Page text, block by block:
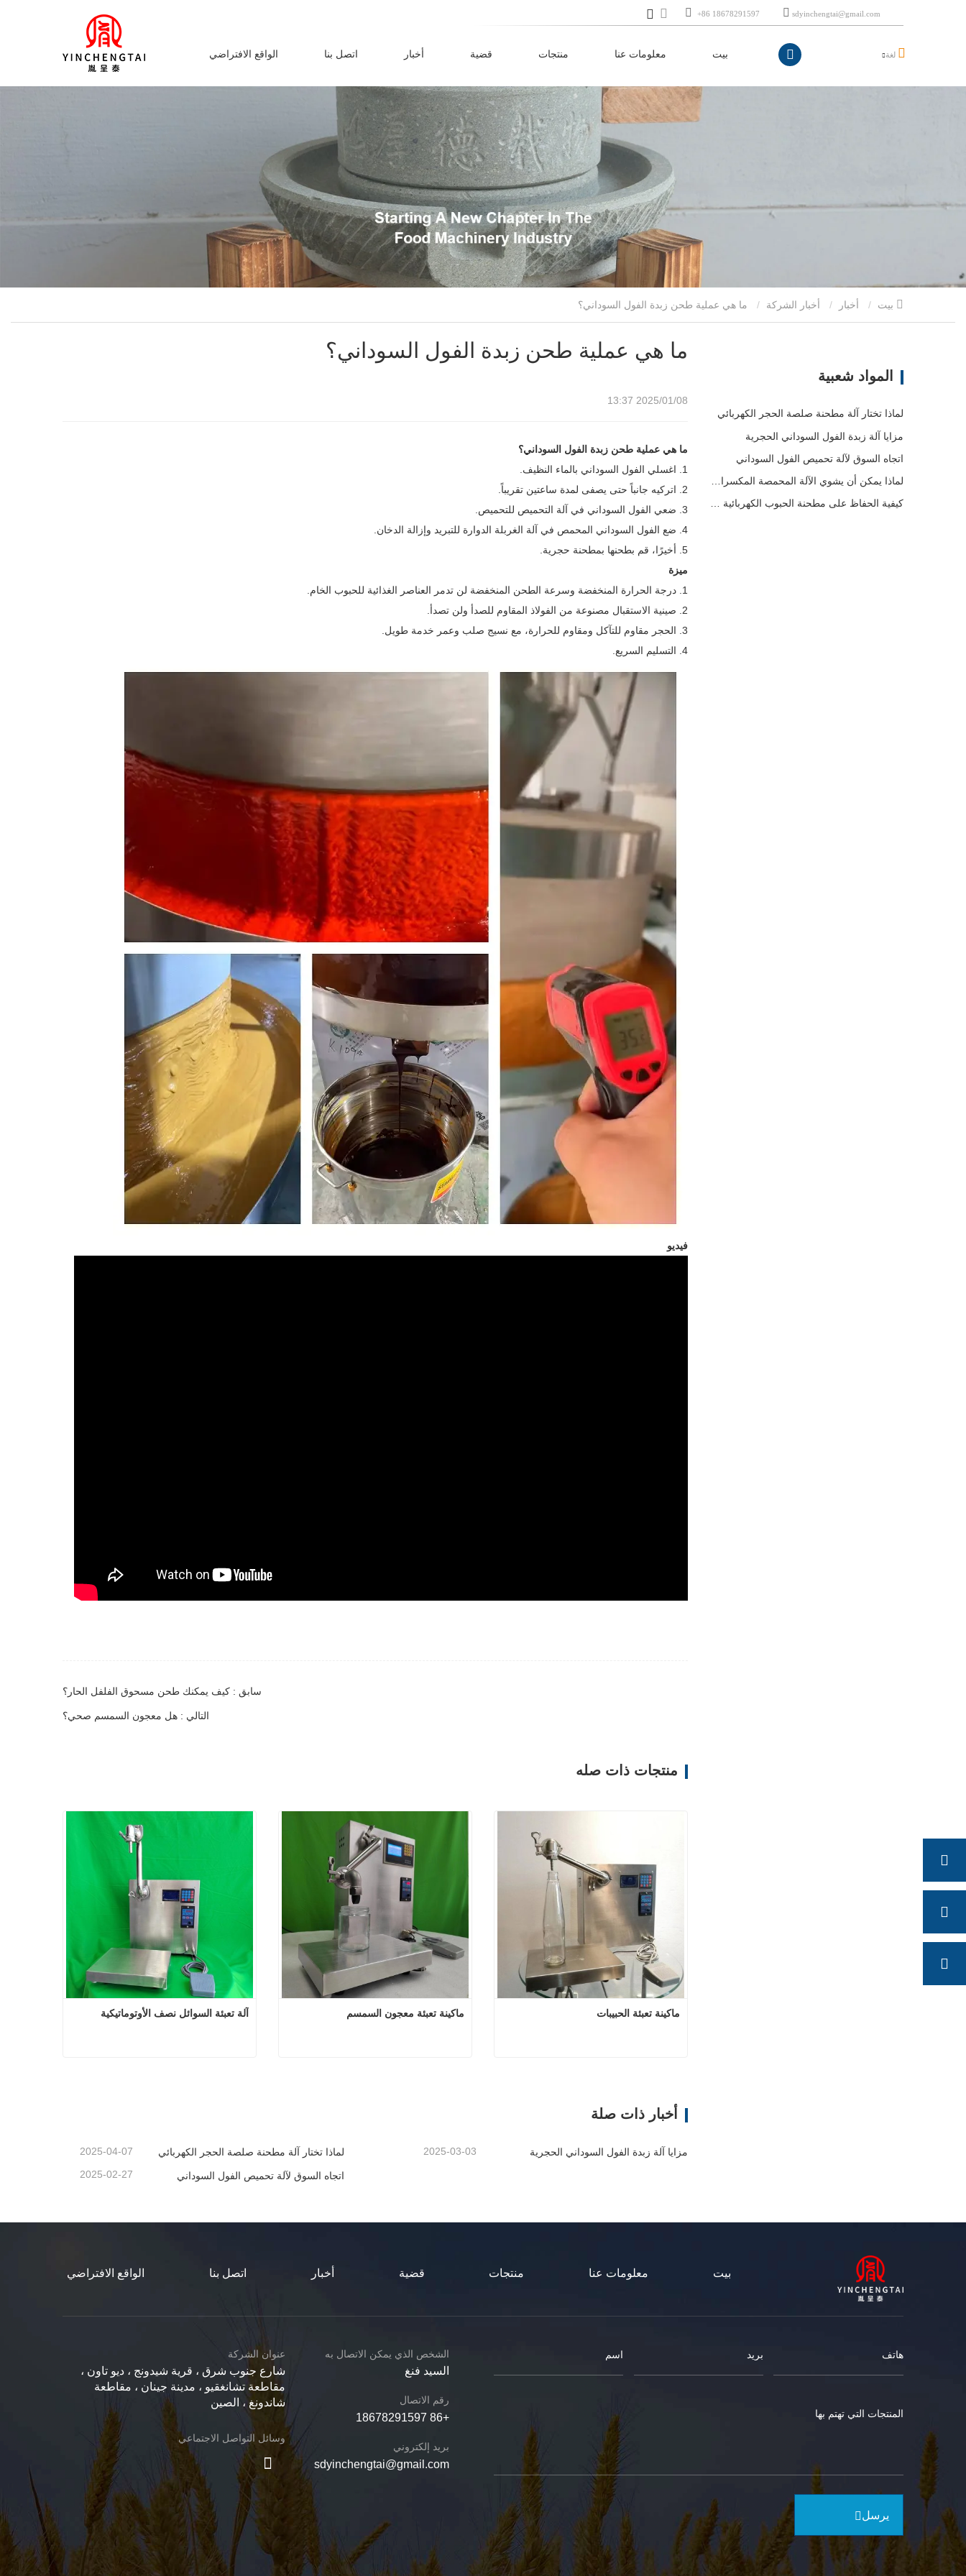
بيت معلومات عنا منتجات قضية أخبار اتصل بنا الواقع الافتراضي
sdyinchengtai@gmail.com
+86 18678291597
لغة
أخبار أخبار الشركة
ما هي عملية طحن زبدة الفول السوداني؟
2025/01/08 13:37
ما هي عملية طحن زبدة الفول السوداني؟
1. اغسلي الفول السوداني بالماء النظيف.
2. اتركيه جانباً حتى يصفى لمدة ساعتين تقريباً.
3. ضعي الفول السوداني في آلة التحميص للتحميص.
4. ضع الفول السوداني المحمص في آلة الغربلة الدوارة للتبريد وإزالة الدخان.
5. أخيرًا، قم بطحنها بمطحنة حجرية.
ميزة
1. درجة الحرارة المنخفضة وسرعة الطحن المنخفضة لن تدمر العناصر الغذائية للحبوب الخام.
2. صينية الاستقبال مصنوعة من الفولاذ المقاوم للصدأ ولن تصدأ.
3. الحجر مقاوم للتآكل ومقاوم للحرارة، مع نسيج صلب وعمر خدمة طويل.
4. التسليم السريع.
فيديو
سابق : كيف يمكنك طحن مسحوق الفلفل الحار؟
التالي : هل معجون السمسم صحي؟
منتجات ذات صله
آلة تعبئة السوائل نصف الأوتوماتيكية ماكينة تعبئة معجون السمسم ماكينة تعبئة الحبيبات
أخبار ذات صلة
لماذا تختار آلة مطحنة صلصة الحجر الكهربائي 2025-04-07 مزايا آلة زبدة الفول السوداني الحجرية 2025-03-03
اتجاه السوق لآلة تحميص الفول السوداني 2025-02-27
المواد شعبية
لماذا تختار آلة مطحنة صلصة الحجر الكهربائي
مزايا آلة زبدة الفول السوداني الحجرية
اتجاه السوق لآلة تحميص الفول السوداني
كيفية الحفاظ على مطحنة الحبوب الكهربائية وتنظيفها بشكل صحيح
بيت معلومات عنا منتجات قضية أخبار اتصل بنا الواقع الافتراضي
الشخص الذي يمكن الاتصال به
السيد فنغ
رقم الاتصال
+86 18678291597
بريد إلكتروني
sdyinchengtai@gmail.com
عنوان الشركة
شارع جنوب شرق ، قرية شيدونج ، ديو تاون ،
مقاطعة تشانغقيو ، مدينة جينان ، مقاطعة
شاندونغ ، الصين
وسائل التواصل الاجتماعي
يرسل